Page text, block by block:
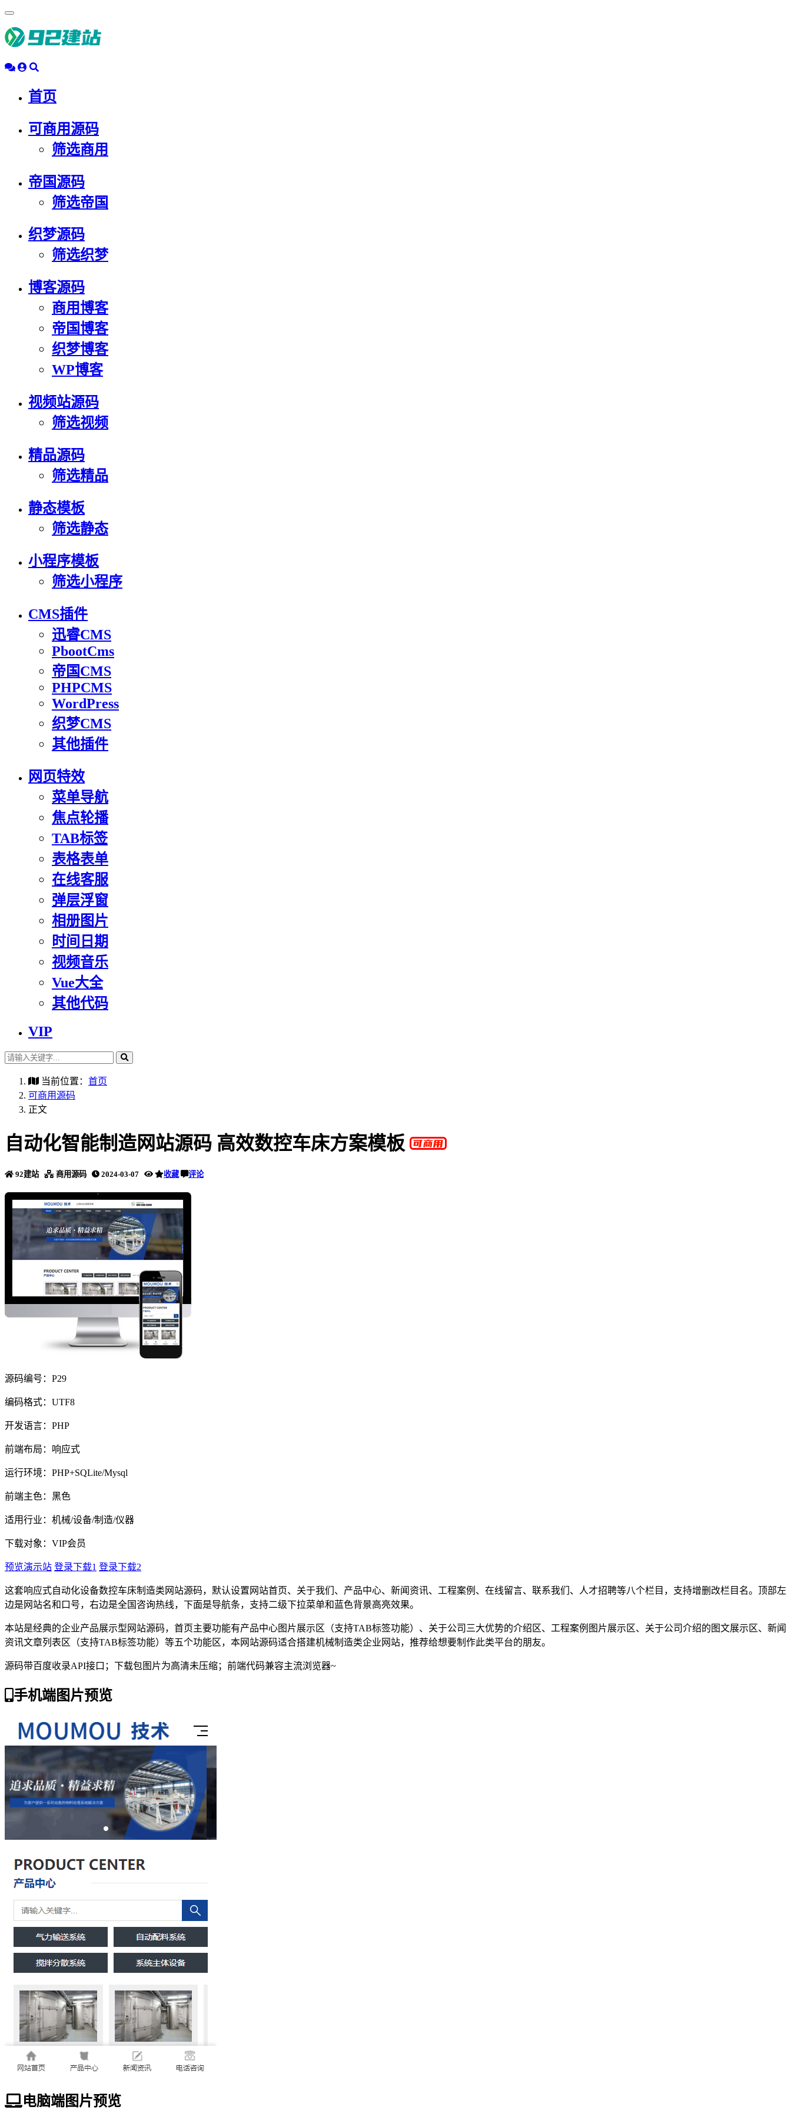
动
导
首页
可商用源码
筛选商用
帝国源码
筛选帝国
织梦源码
筛选织梦
博客源码
商用博客
帝国博客
织梦博客
WP博客
视频站源码
筛选视频
精品源码
筛选精品
静态模板
筛选静态
小程序模板
筛选小程序
CMS插件
迅睿CMS
PbootCms
帝国CMS
PHPCMS
WordPress
织梦CMS
其他插件
网页特效
菜单导航
焦点轮播
TAB标签
表格表单
在线客服
弹层浮窗
相册图片
时间日期
视频音乐
Vue大全
其他代码
VIP
当前位置： 首页
可商用源码
正文
自动化智能制造网站源码 高效数控车床方案模板
92建站 商用源码 2024-03-07 收藏 评论
源码编号：P29
编码格式：UTF8
开发语言：PHP
前端布局：响应式
运行环境：PHP+SQLite/Mysql
前端主色：黑色
适用行业：机械/设备/制造/仪器
下载对象：VIP会员
预览演示站 登录下载1 登录下载2
这套响应式自动化设备数控车床制造类网站源码，默认设置网站首页、关于我们、产品中心、新闻资讯、工程案例、在线留言、联系我们、人才招聘等八个栏目，支持增删改栏目名。顶部左
边是网站名和口号，右边是全国咨询热线，下面是导航条，支持二级下拉菜单和蓝色背景高亮效果。
本站是经典的企业产品展示型网站源码，首页主要功能有产品中心图片展示区（支持TAB标签功能）、关于公司三大优势的介绍区、工程案例图片展示区、关于公司介绍的图文展示区、新闻
资讯文章列表区（支持TAB标签功能）等五个功能区，本网站源码适合搭建机械制造类企业网站，推荐给想要制作此类平台的朋友。
源码带百度收录API接口；下载包图片为高清未压缩；前端代码兼容主流浏览器~
手机端图片预览
电脑端图片预览